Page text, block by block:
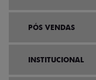
PÓS VENDAS
INSTITUCIONAL